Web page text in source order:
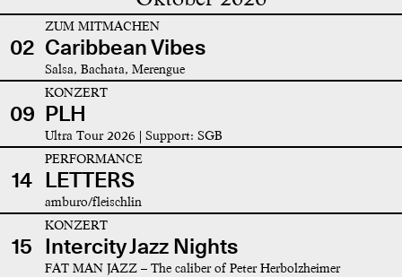
02
ZUM MITMACHEN
Caribbean Vibes
Salsa, Bachata, Merengue
09
KONZERT
PLH
Ultra Tour 2026 | Support: SGB
14
PERFORMANCE
LETTERS
amburo/fleischlin
15
KONZERT
Intercity Jazz Nights
FAT MAN JAZZ – The caliber of Peter Herbolzheimer